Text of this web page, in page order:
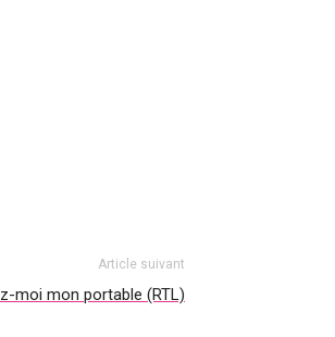
Article suivant
moi mon portable (RTL)